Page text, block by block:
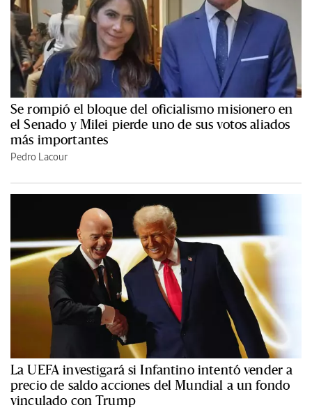
Se rompió el bloque del oficialismo misionero en
el Senado y Milei pierde uno de sus votos aliados
más importantes
Pedro Lacour
La UEFA investigará si Infantino intentó vender a
precio de saldo acciones del Mundial a un fondo
vinculado con Trump